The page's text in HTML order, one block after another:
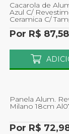
Cacarola de
Azul C/
Por R$ 87,58
Panela Alum. Rev. Ceram.
Milano 18cm
Por R$